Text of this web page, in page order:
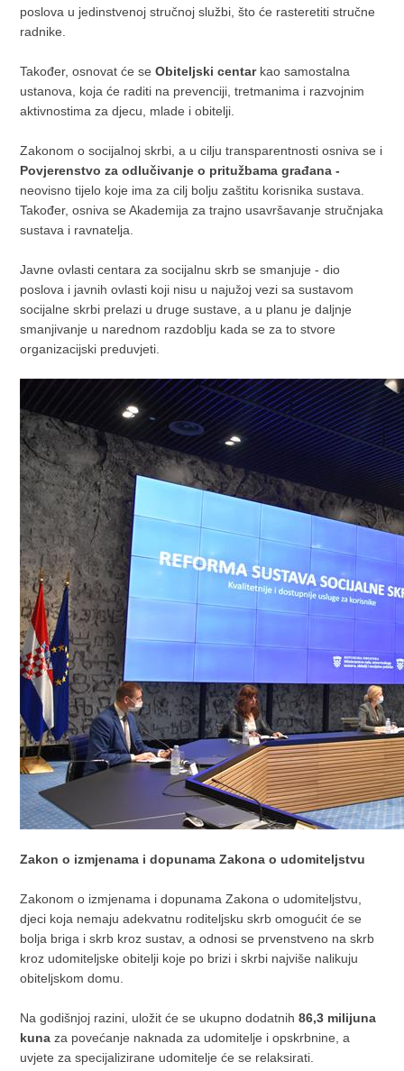
poslova u jedinstvenoj stručnoj službi, što će rasteretiti stručne
radnike.
Također, osnovat će seObiteljski centarkao samostalna
ustanova, koja će raditi na prevenciji, tretmanima i razvojnim
aktivnostima za djecu, mlade i obitelji.
Zakonom o socijalnoj skrbi, a u cilju transparentnosti osniva se i
Povjerenstvo za odlučivanje o pritužbama građana -
neovisno tijelo koje ima za cilj bolju zaštitu korisnika sustava.
Također, osniva se Akademija za trajno usavršavanje stručnjaka
sustava i ravnatelja.
Javne ovlasti centara za socijalnu skrb se smanjuje - dio
poslova i javnih ovlasti koji nisu u najužoj vezi sa sustavom
socijalne skrbi prelazi u druge sustave, a u planu je daljnje
smanjivanje u narednom razdoblju kada se za to stvore
organizacijski preduvjeti.
Zakon o izmjenama i dopunama Zakona o udomiteljstvu
Zakonom o izmjenama i dopunama Zakona o udomiteljstvu,
djeci koja nemaju adekvatnu roditeljsku skrb omogućit će se
bolja briga i skrb kroz sustav, a odnosi se prvenstveno na skrb
kroz udomiteljske obitelji koje po brizi i skrbi najviše nalikuju
obiteljskom domu.
Na godišnjoj razini, uložit će se ukupno dodatnih86,3 milijuna
kuna za povećanje naknada za udomitelje i opskrbnine, a
uvjete za specijalizirane udomitelje će se relaksirati.